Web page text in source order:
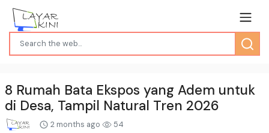
8 Rumah Bata Ekspos yang Adem untuk
di Desa, Tampil Natural Tren 2026
2 months ago 54